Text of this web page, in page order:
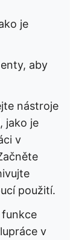
je
aby
nástroje
jako je
v
použití.
funkce
v